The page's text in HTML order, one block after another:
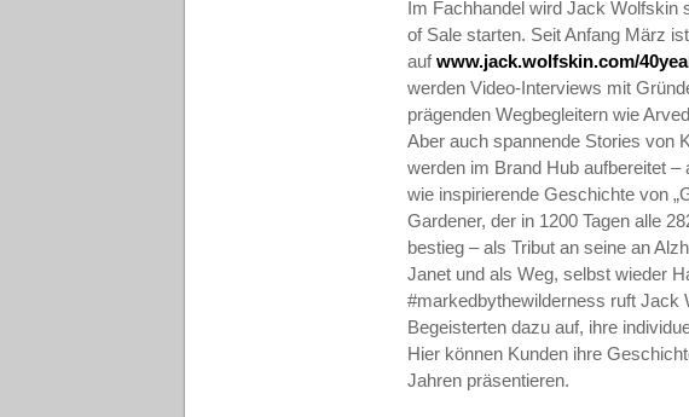
Im Fachhandel wird Jack Wolfskin
of Sale starten. Seit Anfang März
aufwww.jack.wolfskin.com/
werden Video-Interviews mit
prägenden Wegbegleitern wie
Aber auch spannende Stories von
werden im Brand Hub aufbereitet –
wie inspirierende Geschichte von
Gardener, der in 1200 Tagen alle
bestieg – als Tribut an seine an
Janet und als Weg, selbst wieder
#markedbythewilderness ruft Jack
Begeisterten dazu auf, ihre
Hier können Kunden ihre
Jahren präsentieren.